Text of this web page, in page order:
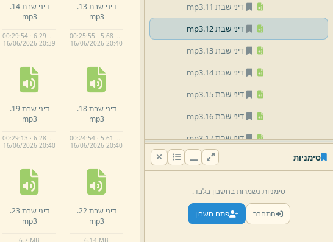
דיני שבת 11.
mp3
דיני שבת 12.
mp3
דיני שבת 13.
mp3
דיני שבת 14.
mp3
דיני שבת 15.
mp3
דיני שבת 16.
mp3
דיני שבת 17.
mp3
דיני שבת 18.
mp3
דיני שבת 2. mp3
דיני שבת 20.
mp3
סימניות
סימניות נשמרות בחשבון בלבד.
התחבר פתח חשבון
דיני שבת 13.
mp3
00:25:55 · 5.68 MB
16/06/2026 20:40
דיני שבת 14.
mp3
00:29:54 · 6.29 MB
16/06/2026 20:39
דיני שבת 18.
mp3
00:24:54 · 5.61 MB
16/06/2026 20:40
דיני שבת 19.
mp3
00:29:13 · 6.28 MB
16/06/2026 20:40
דיני שבת 22.
mp3
6. 14 MB
דיני שבת 23.
mp3
6. 7 MB